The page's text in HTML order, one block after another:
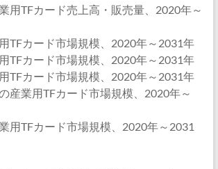
TFカード売上高・販売量、2020年～
カード市場規模、2020年～2031年
カード市場規模、2020年～2031年
カード市場規模、2020年～2031年
業用TFカード市場規模、2020年～
TFカード市場規模、2020年～2031